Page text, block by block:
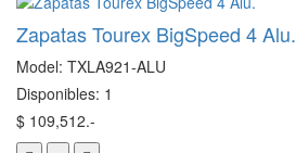
Zapatas Tourex BigSpeed 4 Alu.
Model: TXLA921-ALU
Disponibles: 1
$ 109,512.-